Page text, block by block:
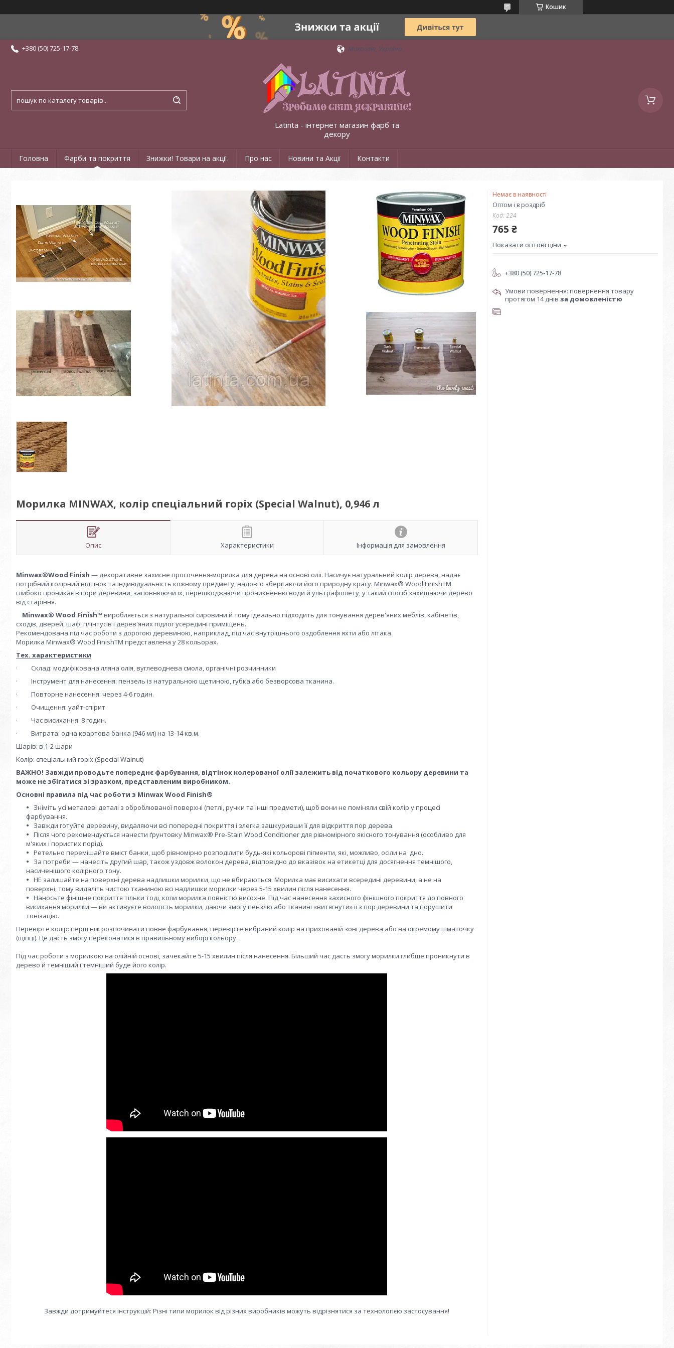
Кошик
+380 (50) 725-17-78 Миколаїв, Україна
Latinta - інтернет магазин фарб та
декору
Головна Фарби та покриття Знижки! Товари на акції. Про нас Новини та Акції Контакти
Морилка MINWAX, колір спеціальний горіх (Special Walnut), 0,946 л
Опис Характеристики Інформація для замовлення
Minwax®Wood Finish — декоративне захисне просочення-морилка для дерева на основі олії. Насичує натуральний колір дерева, надає
потрібний колірний відтінок та індивідуальність кожному предмету, надовго зберігаючи його природну красу. Minwax® Wood FinishTM
глибоко проникає в пори деревини, заповнюючи їх, перешкоджаючи проникненню води й ультрафіолету, у такий спосіб захищаючи дерево
від старіння.
Minwax® Wood Finish™ виробляється з натуральної сировини й тому ідеально підходить для тонування дерев'яних меблів, кабінетів,
сходів, дверей, шаф, плінтусів і дерев'яних підлог усередині приміщень.
Рекомендована під час роботи з дорогою деревиною, наприклад, під час внутрішнього оздоблення яхти або літака.
Морилка Minwax® Wood FinishTM представлена у 28 кольорах.
Тех. характеристики
· Склад: модифікована лляна олія, вуглеводнева смола, органічні розчинники
· Інструмент для нанесення: пензель із натуральною щетиною, губка або безворсова тканина.
· Повторне нанесення: через 4-6 годин.
· Очищення: уайт-спірит
· Час висихання: 8 годин.
· Витрата: одна квартова банка (946 мл) на 13-14 кв.м.
Шарів: в 1-2 шари
Колір: спеціальний горіх (Special Walnut)
ВАЖНО! Завжди проводьте попереднє фарбування, відтінок колерованої олії залежить від початкового кольору деревини та
може не збігатися зі зразком, представленим виробником.
Основні правила під час роботи з Minwax Wood Finish®
Зніміть усі металеві деталі з оброблюваної поверхні (петлі, ручки та інші предмети), щоб вони не поміняли свій колір у процесі
фарбування.
Завжди готуйте деревину, видаляючи всі попередні покриття і злегка зашкуривши її для відкриття пор дерева.
Після чого рекомендується нанести ґрунтовку Minwax® Pre-Stain Wood Conditioner для рівномірного якісного тонування (особливо для
м'яких і пористих порід).
Ретельно перемішайте вміст банки, щоб рівномірно розподілити будь-які кольорові пігменти, які, можливо, осіли на дно.
За потреби — нанесіть другий шар, також уздовж волокон дерева, відповідно до вказівок на етикетці для досягнення темнішого,
насиченішого колірного тону.
НЕ залишайте на поверхні дерева надлишки морилки, що не вбираються. Морилка має висихати всередині деревини, а не на
поверхні, тому видаліть чистою тканиною всі надлишки морилки через 5-15 хвилин після нанесення.
Наносьте фінішне покриття тільки тоді, коли морилка повністю висохне. Під час нанесення захисного фінішного покриття до повного
висихання морилки — ви активуєте вологість морилки, даючи змогу пензлю або тканині «витягнути» її з пор деревини та порушити
тонізацію.
Перевірте колір: перш ніж розпочинати повне фарбування, перевірте вибраний колір на прихованій зоні дерева або на окремому шматочку
(щіпці). Це дасть змогу переконатися в правильному виборі кольору.
Під час роботи з морилкою на олійній основі, зачекайте 5-15 хвилин після нанесення. Більший час дасть змогу морилки глибше проникнути в
дерево й темніший і темніший буде його колір.
Завжди дотримуйтеся інструкцій: Різні типи морилок від різних виробників можуть відрізнятися за технологією застосування!
Немає в наявності
Оптом і в роздріб
Код:224
765 ₴
Показати оптові ціни
+380 (50) 725-17-78
повернення товару
протягом 14 днів за домовленістю